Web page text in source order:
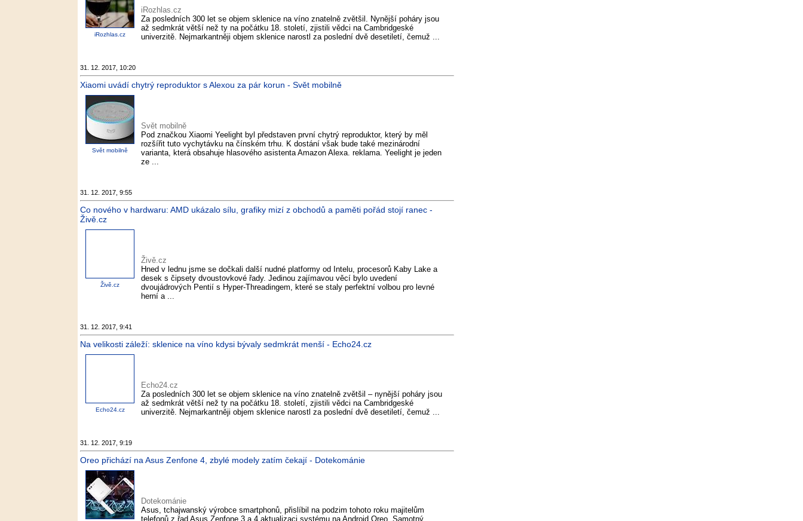
iRozhlas.cz
iRozhlas.cz
Za posledních 300 let se objem sklenice na víno znatelně zvětšil. Nynější poháry jsou
až sedmkrát větší než ty na počátku 18. století, zjistili vědci na Cambridgeské
univerzitě. Nejmarkantněji objem sklenice narostl za poslední dvě desetiletí, čemuž ...
31. 12. 2017, 10:20
Xiaomi uvádí chytrý reproduktor s Alexou za pár korun - Svět mobilně
Svět mobilně
Svět mobilně
Pod značkou Xiaomi Yeelight byl představen první chytrý reproduktor, který by měl
rozšířit tuto vychytávku na čínském trhu. K dostání však bude také mezinárodní
varianta, která obsahuje hlasového asistenta Amazon Alexa. reklama. Yeelight je jeden
ze ...
31. 12. 2017, 9:55
Co nového v hardwaru: AMD ukázalo sílu, grafiky mizí z obchodů a paměti pořád stojí ranec -
Živě.cz
Živě.cz
Živě.cz
Hned v lednu jsme se dočkali další nudné platformy od Intelu, procesorů Kaby Lake a
desek s čipsety dvoustovkové řady. Jedinou zajímavou věcí bylo uvedení
dvoujádrových Pentií s Hyper-Threadingem, které se staly perfektní volbou pro levné
herní a ...
31. 12. 2017, 9:41
Na velikosti záleží: sklenice na víno kdysi bývaly sedmkrát menší - Echo24.cz
Echo24.cz
Echo24.cz
Za posledních 300 let se objem sklenice na víno znatelně zvětšil – nynější poháry jsou
až sedmkrát větší než ty na počátku 18. století, zjistili vědci na Cambridgeské
univerzitě. Nejmarkantněji objem sklenice narostl za poslední dvě desetiletí, čemuž ...
31. 12. 2017, 9:19
Oreo přichází na Asus Zenfone 4, zbylé modely zatím čekají - Dotekománie
Dotekománie
Asus, tchajwanský výrobce smartphonů, přislíbil na podzim tohoto roku majitelům
telefonů z řad Asus Zenfone 3 a 4 aktualizaci systému na Android Oreo. Samotný